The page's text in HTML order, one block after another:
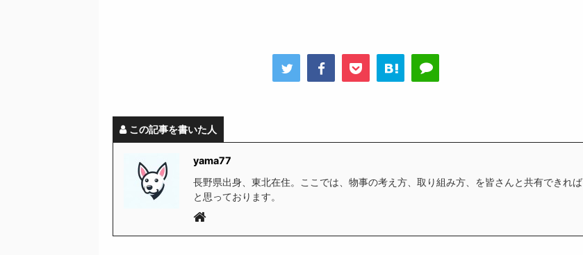
この記事を書いた人
yama77
長野県出身、東北在住。ここでは、物事の考え方、取り組み方、を皆さんと共有できれば
と思っております。